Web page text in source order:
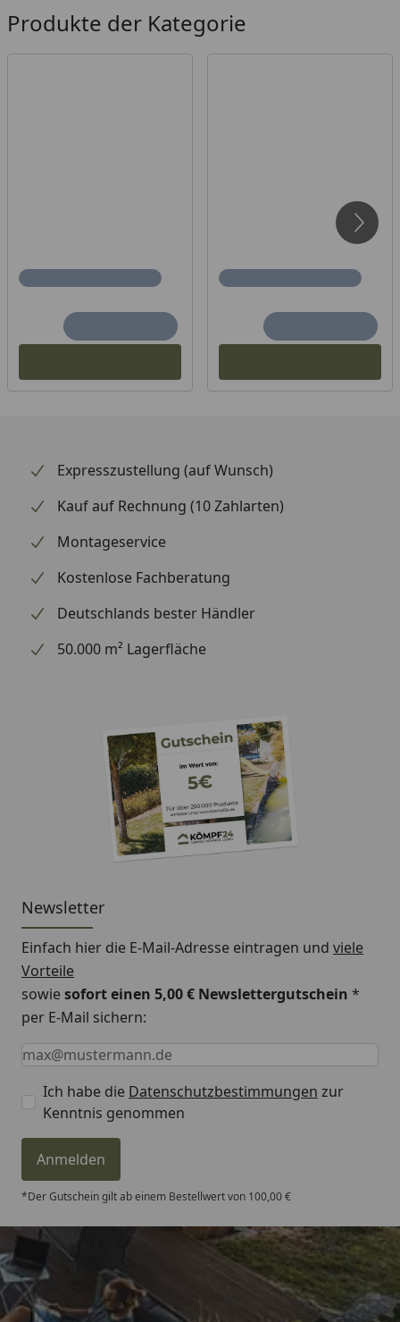
Produkte der Kategorie
Expresszustellung (auf Wunsch)
Kauf auf Rechnung (10 Zahlarten)
Montageservice
Kostenlose Fachberatung
Deutschlands bester Händler
50.000 m² Lagerfläche
Newsletter
Einfach hier die E-Mail-Adresse eintragen und viele
Vorteile
sowiesofort einen 5,00 € Newslettergutschein *
per E-Mail sichern:
Keine Eingabe erforderlich
Eingabe erforderlich
E-Mail *
Ich habe die Datenschutzbestimmungen zur
Kenntnis genommen
Anmelden
*Der Gutschein gilt ab einem Bestellwert von 100,00 €
Trusted Shops